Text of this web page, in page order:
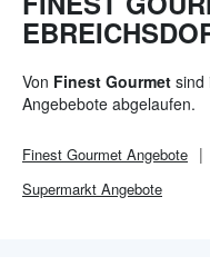
Von Finest Gourmet sind
Angebebote abgelaufen.
Finest Gourmet Angebote
Supermarkt Angebote